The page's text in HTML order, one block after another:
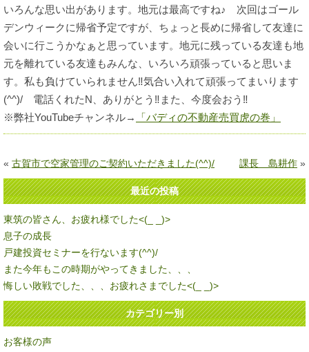
いろんな思い出があります。地元は最高ですね♪ 次回はゴール
デンウィークに帰省予定ですが、ちょっと長めに帰省して友達に
会いに行こうかなぁと思っています。地元に残っている友達も地
元を離れている友達もみんな、いろいろ頑張っていると思いま
す。私も負けていられません‼気合い入れて頑張ってまいります
(^^)/ 電話くれたN、ありがとう‼また、今度会おう‼
※弊社YouTubeチャンネル→
「バディの不動産売買虎の巻」
« 古賀市で空家管理のご契約いただきました(^^)/ 課長 島耕作 »
最近の投稿
東筑の皆さん、お疲れ様でした<(_ _)>
息子の成長
戸建投資セミナーを行ないます(^^)/
また今年もこの時期がやってきました、、、
悔しい敗戦でした、、、お疲れさまでした<(_ _)>
カテゴリー別
お客様の声